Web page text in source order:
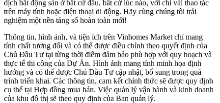
dịch bất động sản ở bất cứ đâu, bất cứ lúc nào, với chỉ vài thao tác
trên máy tính hoặc điện thoại di động. Hãy cùng chúng tôi trải
nghiệm một nền tảng số hoàn toàn mới!
Thông tin, hình ảnh, và tiện ích trên Vinhomes Market chỉ mang
tính chất tương đối và có thể được điều chỉnh theo quyết định của
Chủ Đầu Tư tại từng thời điểm đảm bảo phù hợp với quy hoạch và
thực tế thi công của Dự Án. Hình ảnh mang tính minh họa định
hướng và có thể được Chủ Đầu Tư cập nhật, bổ sung trong quá
trình triển khai. Các thông tin, cam kết chính thức sẽ được quy định
cụ thể tại Hợp đồng mua bán. Việc quản lý vận hành và kinh doanh
của khu đô thị sẽ theo quy định của Ban quản lý.